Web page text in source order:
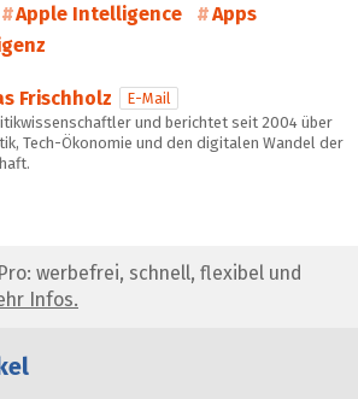
Apple Intelligence
Apps
Frischholz
E-Mail
und berichtet seit 2004 über
Tech-Ökonomie und den digitalen Wandel der
werbefrei, schnell, flexibel und
Infos.